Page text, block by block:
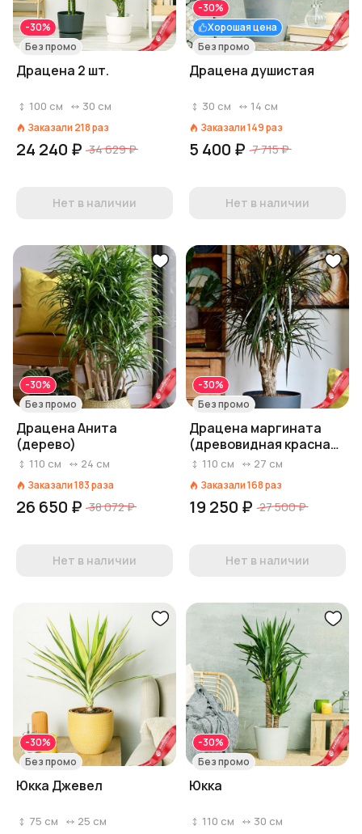
-30%
Без промо
Драцена 2 шт.
100 см 30 см
Заказали 218раз
24 240 ₽ 34 629 ₽
Нет в наличии
Хорошая цена
-30%
Без промо
Драцена душистая
30 см 14 см
Заказали149раз
5 400 ₽ 7 715 ₽
Нет в наличии
-30%
Без промо
Драцена Анита
(дерево)
110 см 24 см
Заказали183раза
26 650 ₽ 38 072 ₽
Нет в наличии
-30%
Без промо
Драцена маргината
(древовидная красная
драцена)
110 см 27 см
Заказали168раз
19 250 ₽ 27 500 ₽
Нет в наличии
-30%
Без промо
Юкка Джевел
75 см 25 см
-30%
Без промо
Юкка
110 см 30 см